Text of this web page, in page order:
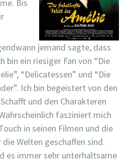
Bis
jemand sagte, dass
bin ein riesiger Fan von “Die
“Delicatessen” und “Die
Ich bin begeistert von den
und den Charakteren
fasziniert mich
in seinen Filmen und die
Welten geschaffen sind.
es immer sehr unterhaltsame